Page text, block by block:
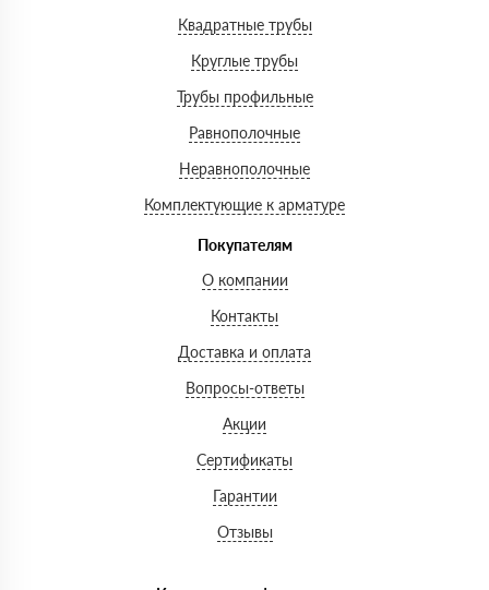
Квадратные трубы
Круглые трубы
Трубы профильные
Равнополочные
Неравнополочные
Комплектующие к арматуре
Покупателям
О компании
Контакты
Доставка и оплата
Вопросы-ответы
Акции
Сертификаты
Гарантии
Отзывы